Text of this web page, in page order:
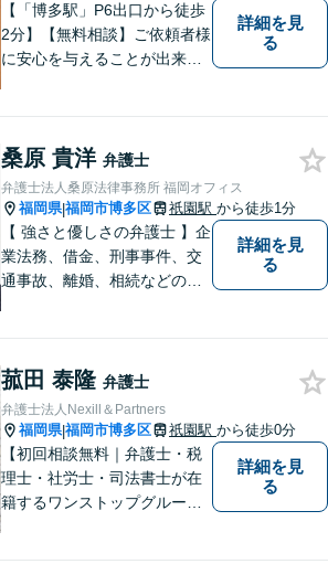
【「博多駅」P6出口から徒歩
2分】【無料相談】ご依頼者様
に安心を与えることが出来る
いただくために、これからも
研鑽を積んでいきたいと考え
ております。
詳細を見
る
桑原 貴洋 弁護士
弁護士法人桑原法律事務所 福岡オフィス
福岡県|福岡市博多区 祇園駅 から徒歩1分
【 強さと優しさの弁護士 】企
業法務、借金、刑事事件、交
通事故、離婚、相続などのご
なリーガルサービスを提供い
たします。
詳細を見
る
菰田 泰隆 弁護士
弁護士法人Nexill＆Partners
福岡県|福岡市博多区 祇園駅 から徒歩0分
【初回相談無料｜弁護士・税
理士・社労士・司法書士が在
籍するワンストップグルー
詳細を見
る